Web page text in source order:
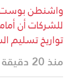
واشنطن بوست
تواريخ تسليم
منذ 20 دقيقة